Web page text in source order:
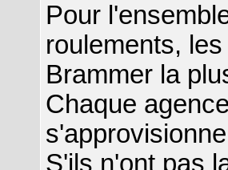
Pour
roulements,
Brammer la
Chaque
S'ils n'ont pas